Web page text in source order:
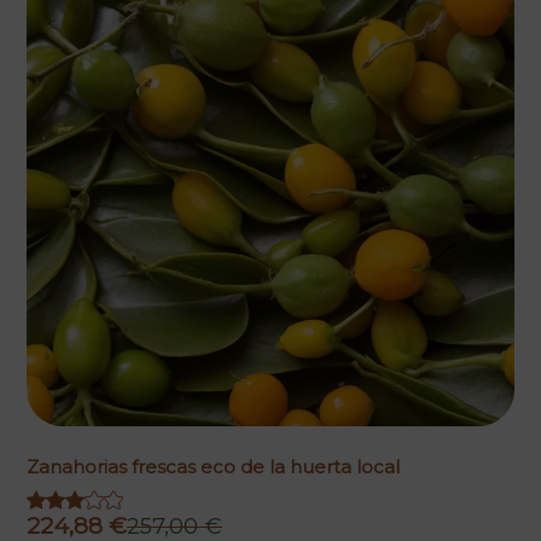
3,38 €.
2,95 €.
Zanahorias frescas eco de la huerta local
257,00€
224,88 €